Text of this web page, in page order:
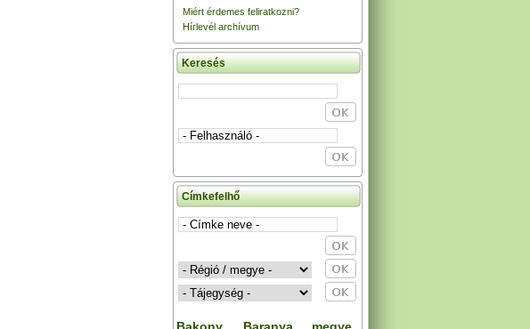
Miért érdemes feliratkozni?
Hírlevél archívum
Keresés
Címkefelhő